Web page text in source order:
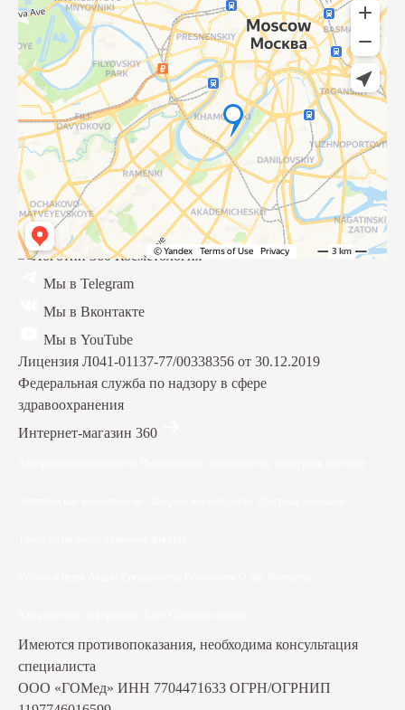
Мы в Telegram
Мы в Вконтакте
Мы в YouTube
Лицензия Л041-01137-77/00338356 от 30.12.2019
Федеральная служба по надзору в сфере
здравоохранения
Интернет-магазин 360
Имеются противопоказания, необходима консультация
специалиста
ООО «ГОМед» ИНН 7704471633 ОГРН/ОГРНИП